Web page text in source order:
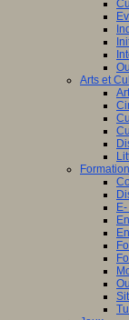
Arts et
Art
Formation